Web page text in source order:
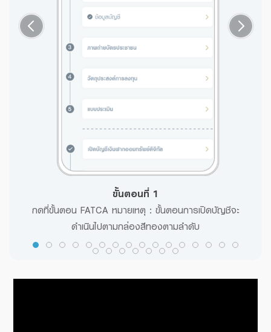
ขั้นตอนที่ 1
กดที่ขั้นตอน FATCA หมายเหตุ : ขั้นตอนการเปิดบัญชีจะ
ดำเนินไปตามกล่องสีทองตามลำดับ